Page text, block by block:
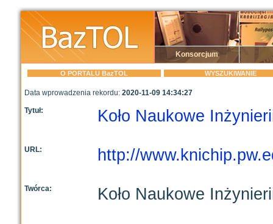
Konsorcjum
O PORTALU BazTOL WYSZUKIWANIE
Data wprowadzenia rekordu: 2020-11-09 14:34:27
Tytuł: Koło Naukowe
URL: http://
Twórca: Koło Naukowe